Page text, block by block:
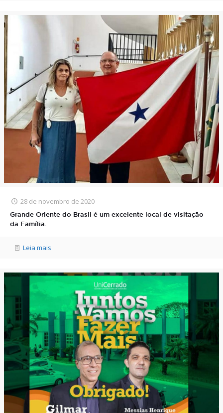
28 de novembro de 2020
Grande Oriente do Brasil é um excelente local de visitação
da Família.
Leia mais